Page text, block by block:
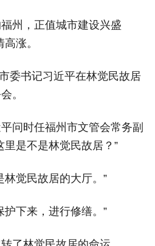
州，正值城市建设兴盛
涨。
委书记习近平在林觉民故居
。
问时任福州市文管会常务副
里是不是林觉民故居？”
林觉民故居的大厅。”
护下来，进行修缮。”